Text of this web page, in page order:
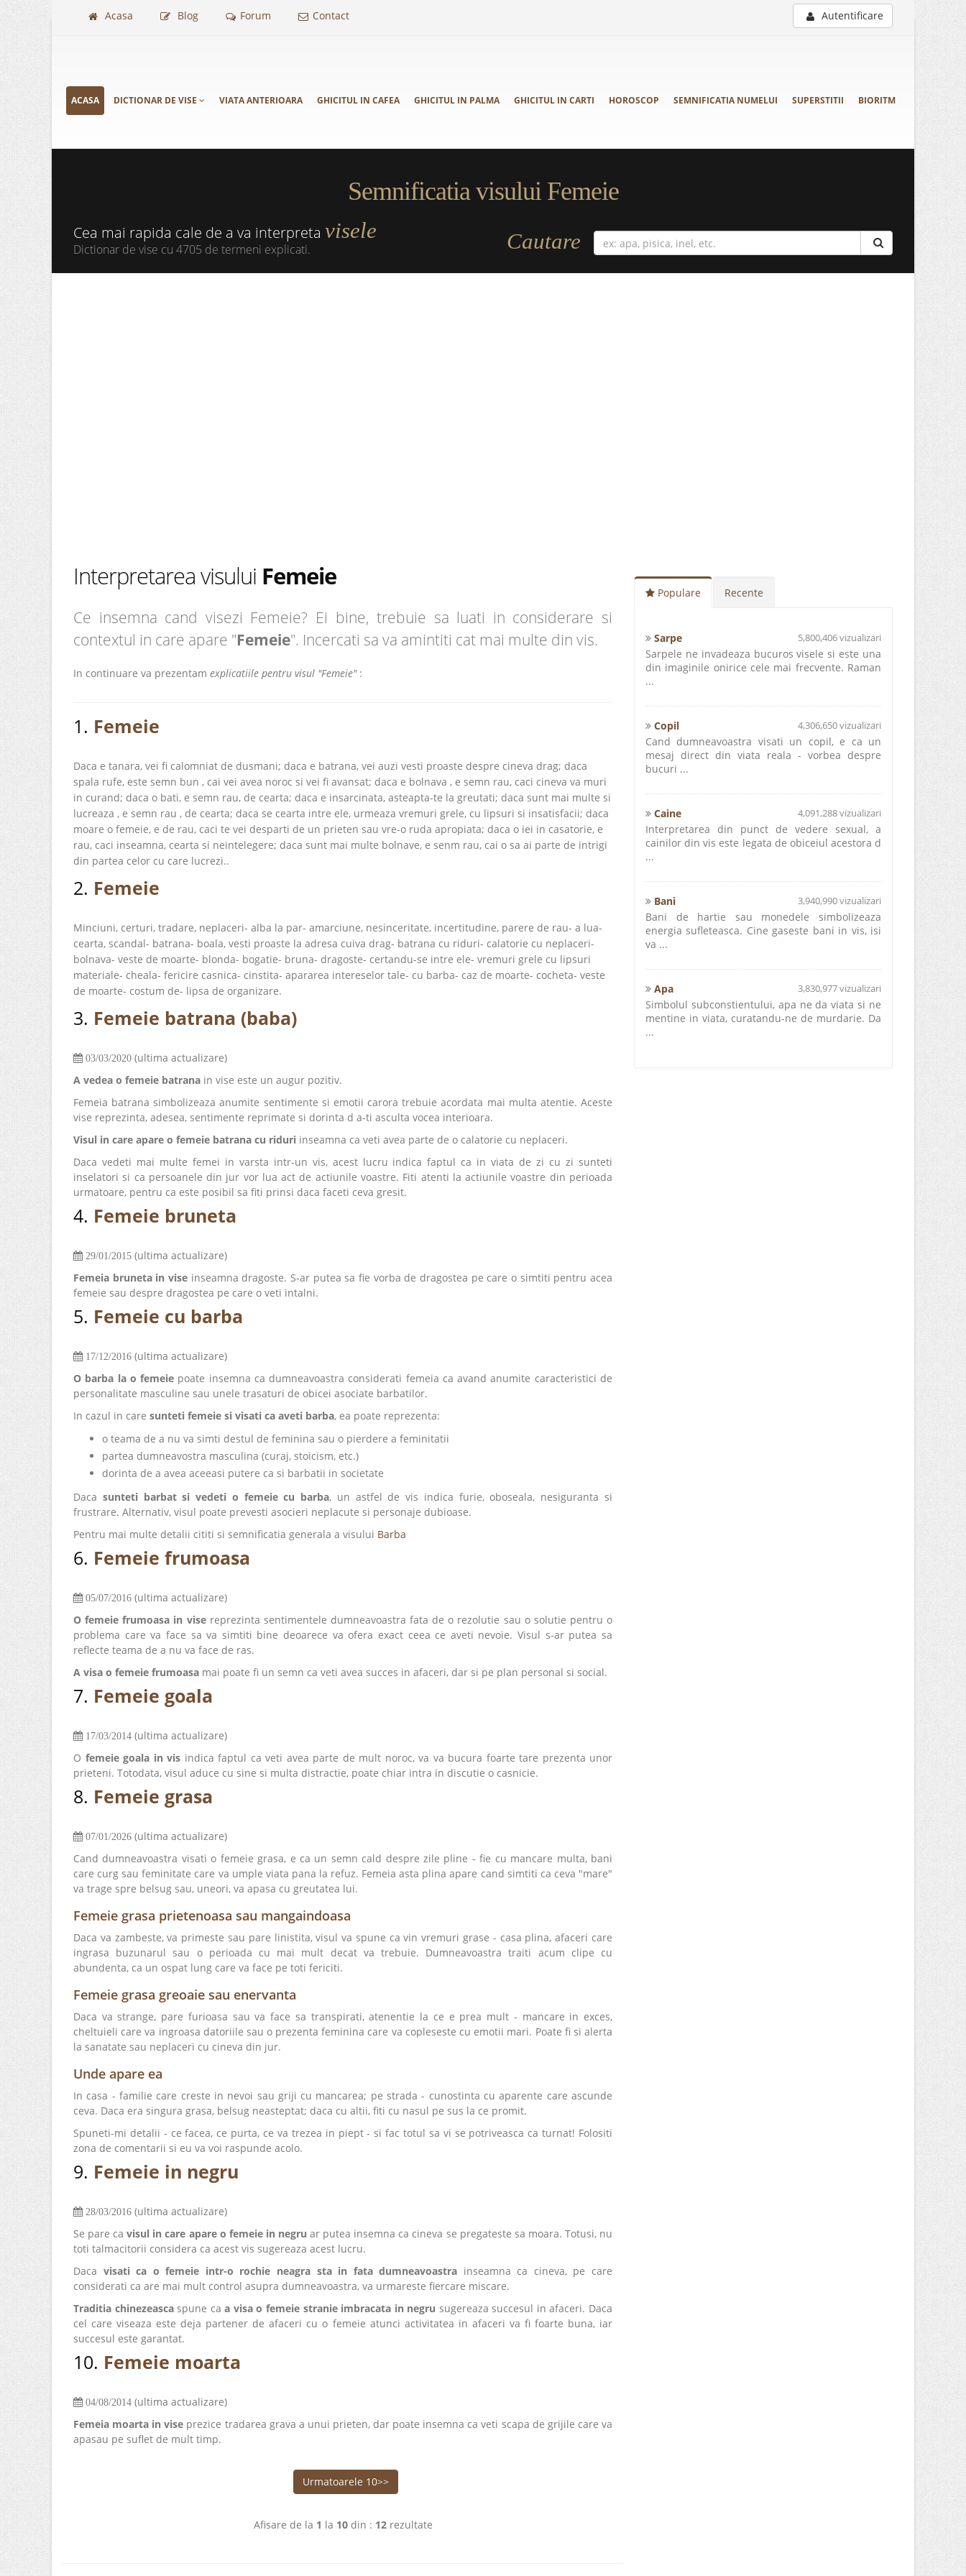
Acasa Blog Forum Contact Autentificare
ACASA DICTIONAR DE VISE VIATA ANTERIOARA GHICITUL IN CAFEA GHICITUL IN PALMA GHICITUL IN CARTI HOROSCOP SEMNIFICATIA NUMELUI SUPERSTITII BIORITM
Semnificatia visului Femeie
Cea mai rapida cale de a va interpreta visele
Dictionar de vise cu 4705 de termeni explicati. Cautare
Interpretarea visului Femeie
Ce insemna cand visezi Femeie? Ei bine, trebuie sa luati in considerare si
contextul in care apare "Femeie". Incercati sa va amintiti cat mai multe din vis.
In continuare va prezentam explicatiile pentru visul "Femeie":
1. Femeie
Daca e tanara, vei fi calomniat de dusmani; daca e batrana, vei auzi vesti proaste despre cineva drag; daca
spala rufe, este semn bun , cai vei avea noroc si vei fi avansat; daca e bolnava , e semn rau, caci cineva va muri
in curand; daca o bati, e semn rau, de cearta; daca e insarcinata, asteapta-te la greutati; daca sunt mai multe si
lucreaza , e semn rau , de cearta; daca se cearta intre ele, urmeaza vremuri grele, cu lipsuri si insatisfacii; daca
moare o femeie, e de rau, caci te vei desparti de un prieten sau vre-o ruda apropiata; daca o iei in casatorie, e
rau, caci inseamna, cearta si neintelegere; daca sunt mai multe bolnave, e senm rau, cai o sa ai parte de intrigi
din partea celor cu care lucrezi..
2. Femeie
Minciuni, certuri, tradare, neplaceri- alba la par- amarciune, nesinceritate, incertitudine, parere de rau- a lua-
cearta, scandal- batrana- boala, vesti proaste la adresa cuiva drag- batrana cu riduri- calatorie cu neplaceri-
bolnava- veste de moarte- blonda- bogatie- bruna- dragoste- certandu-se intre ele- vremuri grele cu lipsuri
materiale- cheala- fericire casnica- cinstita- apararea intereselor tale- cu barba- caz de moarte- cocheta- veste
de moarte- costum de- lipsa de organizare.
3. Femeie batrana (baba)
03/03/2020 (ultima actualizare)
A vedea o femeie batrana in vise este un augur pozitiv.
Femeia batrana simbolizeaza anumite sentimente si emotii carora trebuie acordata mai multa atentie. Aceste
vise reprezinta, adesea, sentimente reprimate si dorinta d a-ti asculta vocea interioara.
Visul in care apare o femeie batrana cu riduri inseamna ca veti avea parte de o calatorie cu neplaceri.
Daca vedeti mai multe femei in varsta intr-un vis, acest lucru indica faptul ca in viata de zi cu zi sunteti
inselatori si ca persoanele din jur vor lua act de actiunile voastre. Fiti atenti la actiunile voastre din perioada
urmatoare, pentru ca este posibil sa fiti prinsi daca faceti ceva gresit.
4. Femeie bruneta
29/01/2015 (ultima actualizare)
Femeia bruneta in vise inseamna dragoste. S-ar putea sa fie vorba de dragostea pe care o simtiti pentru acea
femeie sau despre dragostea pe care o veti intalni.
5. Femeie cu barba
17/12/2016 (ultima actualizare)
O barba la o femeie poate insemna ca dumneavoastra considerati femeia ca avand anumite caracteristici de
personalitate masculine sau unele trasaturi de obicei asociate barbatilor.
In cazul in care sunteti femeie si visati ca aveti barba, ea poate reprezenta:
o teama de a nu va simti destul de feminina sau o pierdere a feminitatii
partea dumneavostra masculina (curaj, stoicism, etc.)
dorinta de a avea aceeasi putere ca si barbatii in societate
Daca sunteti barbat si vedeti o femeie cu barba, un astfel de vis indica furie, oboseala, nesiguranta si
frustrare. Alternativ, visul poate prevesti asocieri neplacute si personaje dubioase.
Pentru mai multe detalii cititi si semnificatia generala a visului Barba
6. Femeie frumoasa
05/07/2016 (ultima actualizare)
O femeie frumoasa in visereprezinta sentimentele dumneavoastra fata de o rezolutie sau o solutie pentru o
problema care va face sa va simtiti bine deoarece va ofera exact ceea ce aveti nevoie. Visul s-ar putea sa
reflecte teama de a nu va face de ras.
A visa o femeie frumoasa mai poate fi un semn ca veti avea succes in afaceri, dar si pe plan personal si social.
7. Femeie goala
17/03/2014 (ultima actualizare)
O femeie goala in vis indica faptul ca veti avea parte de mult noroc, va va bucura foarte tare prezenta unor
prieteni. Totodata, visul aduce cu sine si multa distractie, poate chiar intra in discutie o casnicie.
8. Femeie grasa
07/01/2026 (ultima actualizare)
Cand dumneavoastra visati o femeie grasa, e ca un semn cald despre zile pline - fie cu mancare multa, bani
care curg sau feminitate care va umple viata pana la refuz. Femeia asta plina apare cand simtiti ca ceva "mare"
va trage spre belsug sau, uneori, va apasa cu greutatea lui.
Femeie grasa prietenoasa sau mangaindoasa
Daca va zambeste, va primeste sau pare linistita, visul va spune ca vin vremuri grase - casa plina, afaceri care
ingrasa buzunarul sau o perioada cu mai mult decat va trebuie. Dumneavoastra traiti acum clipe cu
abundenta, ca un ospat lung care va face pe toti fericiti.
Femeie grasa greoaie sau enervanta
Daca va strange, pare furioasa sau va face sa transpirati, atenentie la ce e prea mult - mancare in exces,
cheltuieli care va ingroasa datoriile sau o prezenta feminina care va copleseste cu emotii mari. Poate fi si alerta
la sanatate sau neplaceri cu cineva din jur.
Unde apare ea
In casa - familie care creste in nevoi sau griji cu mancarea; pe strada - cunostinta cu aparente care ascunde
ceva. Daca era singura grasa, belsug neasteptat; daca cu altii, fiti cu nasul pe sus la ce promit.
Spuneti-mi detalii - ce facea, ce purta, ce va trezea in piept - si fac totul sa vi se potriveasca ca turnat! Folositi
zona de comentarii si eu va voi raspunde acolo.
9. Femeie in negru
28/03/2016 (ultima actualizare)
Se pare cavisul in care apare o femeie in negru ar putea insemna ca cineva se pregateste sa moara. Totusi, nu
toti talmacitorii considera ca acest vis sugereaza acest lucru.
Daca visati ca o femeie intr-o rochie neagra sta in fata dumneavoastra inseamna ca cineva, pe care
considerati ca are mai mult control asupra dumneavoastra, va urmareste fiercare miscare.
Traditia chinezeascaspune caa visa o femeie stranie imbracata in negru sugereaza succesul in afaceri. Daca
cel care viseaza este deja partener de afaceri cu o femeie atunci activitatea in afaceri va fi foarte buna, iar
succesul este garantat.
10. Femeie moarta
04/08/2014 (ultima actualizare)
Femeia moarta in vise prezice tradarea grava a unui prieten, dar poate insemna ca veti scapa de grijile care va
apasau pe suflet de mult timp.
Urmatoarele 10>>
Afisare de la 1 la 10din : 12rezultate
Populare Recente
Sarpe 5,800,406 vizualizari
Sarpele ne invadeaza bucuros visele si este una
din imaginile onirice cele mai frecvente. Raman
...
Copil 4,306,650 vizualizari
Cand dumneavoastra visati un copil, e ca un
mesaj direct din viata reala - vorbea despre
bucuri ...
Caine 4,091,288 vizualizari
Interpretarea din punct de vedere sexual, a
cainilor din vis este legata de obiceiul acestora d
...
Bani 3,940,990 vizualizari
Bani de hartie sau monedele simbolizeaza
energia sufleteasca. Cine gaseste bani in vis, isi
va ...
Apa 3,830,977 vizualizari
Simbolul subconstientului, apa ne da viata si ne
mentine in viata, curatandu-ne de murdarie. Da
...